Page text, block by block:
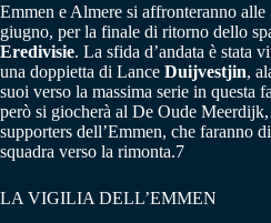
Emmen e Almere si affronteranno
giugno, per la finale di ritorno dello
Eredivisie. La sfida d’andata è stata
una doppietta di Lance Duijvestjin,
suoi verso la massima serie in questa
però si giocherà al De Oude Meerdijk,
supporters dell’Emmen, che faranno
squadra verso la rimonta.7
LA VIGILIA DELL’EMMEN